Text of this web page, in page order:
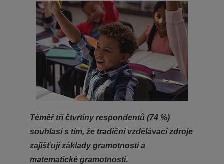
Téměř tři čtvrtiny respondentů (74 %)
souhlasí s tím, že tradiční vzdělávací zdroje
zajišťují základy gramotnosti a
matematické gramotnosti.